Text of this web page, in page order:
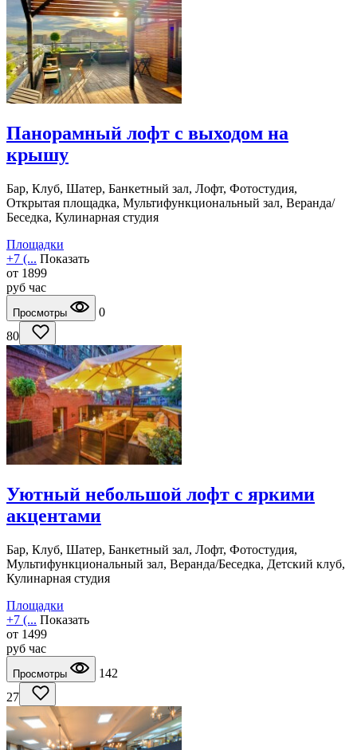
Панорамный лофт с выходом на
крышу
Бар, Клуб, Шатер, Банкетный зал, Лофт, Фотостудия,
Открытая площадка, Мультифункциональный зал, Веранда/
Беседка, Кулинарная студия
Площадки
+7 (... Показать
от 1899
руб час
Просмотры
0
80
Уютный небольшой лофт с яркими
акцентами
Бар, Клуб, Шатер, Банкетный зал, Лофт, Фотостудия,
Мультифункциональный зал, Веранда/Беседка, Детский клуб,
Кулинарная студия
Площадки
+7 (... Показать
от 1499
руб час
Просмотры
142
27